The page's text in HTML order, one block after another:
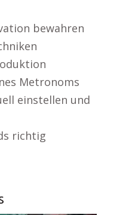
bewahren
Metronoms
einstellen und
richtig